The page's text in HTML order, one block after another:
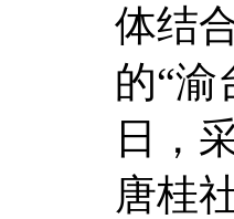
体结
的“渝
日，
唐桂